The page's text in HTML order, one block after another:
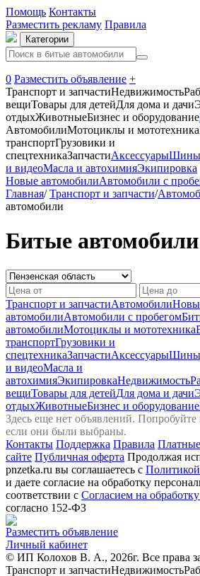
Помощь Контакты
Разместить рекламу Правила
Категории
0 Разместить объявление +
Транспорт и запчастиНедвижимость
вещиТовары для детейДля дома и дачи
отдыхЖивотныеБизнес и оборудование
АвтомобилиМотоциклы и мототехника
транспортГрузовики и
спецтехникаЗапчастиАксессуарыШины,
и видеоМасла и автохимияЭкипировка
Новые автомобилиАвтомобили с
Главная/ Транспорт и запчасти/
автомобили
Битые автомобили
Транспорт и запчастиАвтомобили
автомобилиАвтомобили с пробегом
автомобилиМотоциклы и мототехника
транспортГрузовики и
спецтехникаЗапчастиАксессуарыШины,
и видеоМасла и
автохимияЭкипировкаНедвижимость
вещиТовары для детейДля дома и дачи
отдыхЖивотныеБизнес и оборудование
Здесь еще нет объявлений.
если они были выбраны.
Контакты Поддержка Правила
сайте Публичная оферта Продолжая
pnzetka.ru вы соглашаетесь с
и даете согласие на обработку
соответствии с Согласием на
согласно 152-ФЗ
Разместить объявление
Личный кабинет
© ИП Колохов В. А., 2026г. Все права
Транспорт и запчастиНедвижимость